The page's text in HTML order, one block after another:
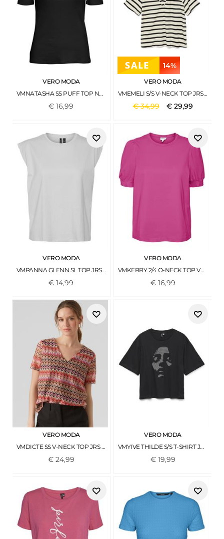
VERO MODA
VMNATASHA SS PUFF TOP NOOS BLACK
€16,99
14%
VERO MODA
VMEMELI S/S V-NECK TOP JRS LCS BIRCH1
€34,99 € 29,99
VERO MODA
VMPANNA GLENN SL TOP JRS LIGHT GREY MELANGE
€14,99
VERO MODA
VMKERRY 2/4 O-NECK TOP VMA JRS NOOS PINK YARROW
€ 16,99
VERO MODA
VMDICTE SS V-NECK TOP JRS BITTERSWEET
€ 24,99
VERO MODA
VMYIVE THILDE S/S T-SHIRT JRS FAW EXP BLACK
€ 19,99